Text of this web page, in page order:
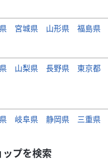
宮城県 山形県
福島県
山梨県 長野県 東京都
岐阜県 静岡県 三重県
プを検索